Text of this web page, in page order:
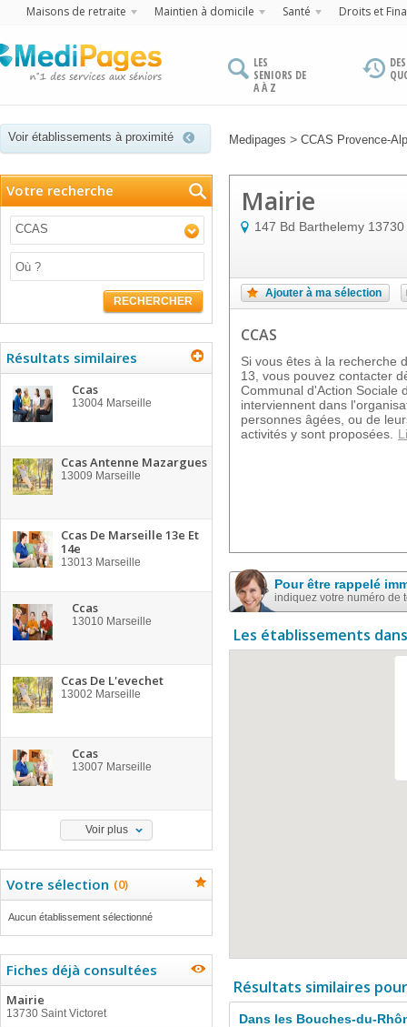
Maisons de retraite Maintien à domicile Santé Droits et
LES
SENIORS DE
A À Z
Voir établissements à proximité Medipages > CCAS Provence-
Votre recherche
CCAS
RECHERCHER
Résultats similaires
Ccas
13004 Marseille
Ccas Antenne Mazargues
13009 Marseille
Ccas De Marseille 13e Et
14e
13013 Marseille
Ccas
13010 Marseille
Ccas De L'evechet
13002 Marseille
Ccas
13007 Marseille
Voir plus
Votre sélection (0)
Aucun établissement sélectionné
Fiches déjà consultées
Mairie
13730 Saint Victoret
Mairie
147 Bd Barthelemy 13730
Ajouter à ma sélection
CCAS
Si vous êtes à la recherche
13, vous pouvez contacter
Communal d'Action Sociale
interviennent dans
personnes âgées, ou de
activités y sont proposées.
Pour être rappelé
indiquez votre numéro de
Les établissements
Résultats similaires
Dans les Bouches-du-